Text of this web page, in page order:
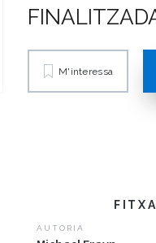
M'interessa
AUTORIA